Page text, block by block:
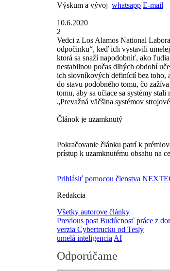
Výskum a vývoj whatsapp E-mail
10.6.2020
2
Vedci z Los Alamos National
odpočinku“, keď ich vystavili
ktorá sa snaží napodobniť, ako
nestabilnou počas dlhých období
ich slovníkových definícií bez toho,
do stavu podobného tomu, čo
tomu, aby sa učiace sa systémy
„Prevažná väčšina systémov
Článok je uzamknutý
Pokračovanie článku patrí k
prístup k uzamknutému obsahu na
Prihlásiť pomocou členstva
Redakcia
Všetky autorove články
Previous post Budúcnosť práce z
verzia Cybertrucku od Tesly
umelá inteligencia AI
Odporúčame